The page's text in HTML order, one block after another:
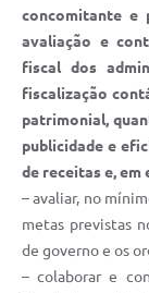
Bairros Rurais
História
Ouvidoria Municipal
Audiências Públicas
Arquivos para
Carta de Serviços
concomitante e
avaliação e
fiscal dos
fiscalização
patrimonial,
publicidade e
de receitas e, em
– avaliar, no
metas previstas
de governo e os
– colaborar e